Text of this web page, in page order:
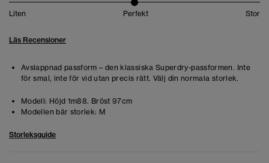
Liten Perfekt Stor
Läs Recensioner
Avslappnad passform – den klassiska Superdry-passformen. Inte
för smal, inte för vid utan precis rätt. Välj din normala storlek.
Modell: Höjd 1m88. Bröst 97cm
Modellen bär storlek: M
Storleksguide